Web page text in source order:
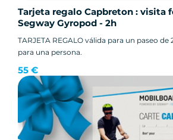
Tarjeta regalo Capbreton : visita
Segway Gyropod - 2h
TARJETA REGALO válida para un paseo
para una persona.
55 €